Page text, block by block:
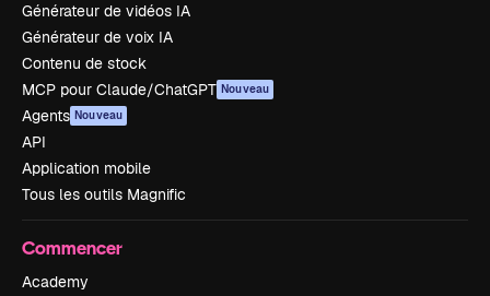
Générateur de vidéos IA
Générateur de voix IA
Contenu de stock
MCP pour Claude/ChatGPT Nouveau
Agents Nouveau
API
Application mobile
Tous les outils Magnific
Commencer
Academy